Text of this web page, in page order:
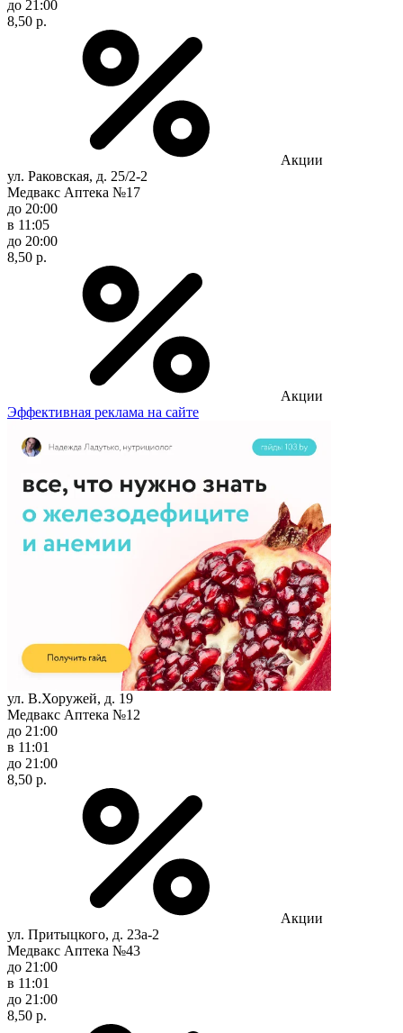
до 21:00
8,50 р.
Акции
ул. Раковская, д. 25/2-2
Медвакс Аптека №17
до 20:00
в 11:05
до 20:00
8,50 р.
Акции
Эффективная реклама на сайте
ул. В.Хоружей, д. 19
Медвакс Аптека №12
до 21:00
в 11:01
до 21:00
8,50 р.
Акции
ул. Притыцкого, д. 23а-2
Медвакс Аптека №43
до 21:00
в 11:01
до 21:00
8,50 р.